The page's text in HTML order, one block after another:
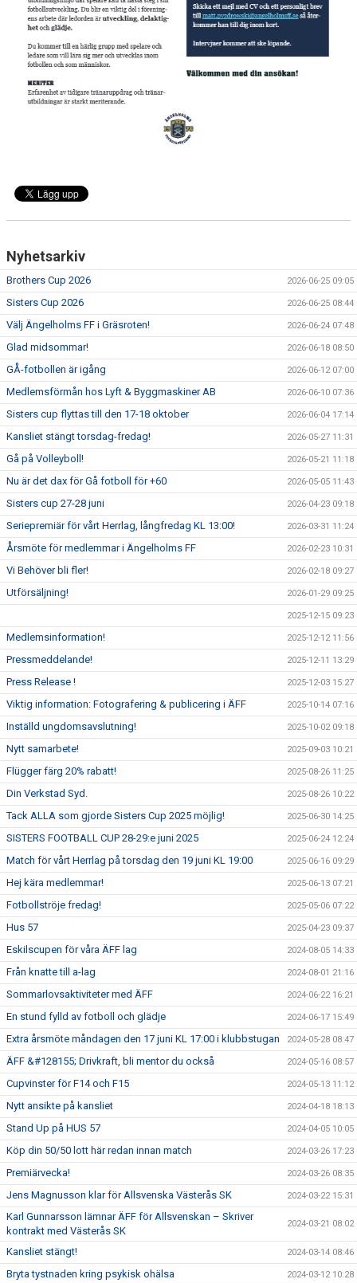
Nyhetsarkiv
Brothers Cup 2026 2026-06-25 09:05
Sisters Cup 2026 2026-06-25 08:44
Välj Ängelholms FF i Gräsroten! 2026-06-24 07:48
Glad midsommar! 2026-06-18 08:50
GÅ-fotbollen är igång 2026-06-12 07:00
Medlemsförmån hos Lyft & Byggmaskiner AB 2026-06-10 07:36
Sisters cup flyttas till den 17-18 oktober 2026-06-04 17:14
Kansliet stängt torsdag-fredag! 2026-05-27 11:31
Gå på Volleyboll! 2026-05-21 11:18
Nu är det dax för Gå fotboll för +60 2026-05-05 11:43
Sisters cup 27-28 juni 2026-04-23 09:18
Seriepremiär för vårt Herrlag, långfredag KL 13:00! 2026-03-31 11:24
Årsmöte för medlemmar i Ängelholms FF 2026-02-23 10:31
Vi Behöver bli fler! 2026-02-18 09:27
Utförsäljning! 2026-01-29 09:25
2025-12-15 09:23
Medlemsinformation! 2025-12-12 11:56
Pressmeddelande! 2025-12-11 13:29
Press Release ! 2025-12-03 15:27
Viktig information: Fotografering & publicering i ÄFF 2025-10-14 07:16
Inställd ungdomsavslutning! 2025-10-02 09:18
Nytt samarbete! 2025-09-03 10:21
Flügger färg 20% rabatt! 2025-08-26 11:25
Din Verkstad Syd. 2025-08-26 10:22
Tack ALLA som gjorde Sisters Cup 2025 möjlig! 2025-06-30 14:25
SISTERS FOOTBALL CUP 28-29:e juni 2025 2025-06-24 12:24
Match för vårt Herrlag på torsdag den 19 juni KL 19:00 2025-06-16 09:29
Hej kära medlemmar! 2025-06-13 07:21
Fotbollströje fredag! 2025-05-06 07:22
Hus 57 2025-04-23 09:37
Eskilscupen för våra ÄFF lag 2024-08-05 14:33
Från knatte till a-lag 2024-08-01 21:16
Sommarlovsaktiviteter med ÄFF 2024-06-22 16:21
En stund fylld av fotboll och glädje 2024-06-17 15:49
Extra årsmöte måndagen den 17 juni KL 17:00 i klubbstugan 2024-05-28 08:47
ÄFF &#128155; Drivkraft, bli mentor du också 2024-05-16 08:57
Cupvinster för F14 och F15 2024-05-13 11:12
Nytt ansikte på kansliet 2024-04-18 18:13
Stand Up på HUS 57 2024-04-05 10:05
Köp din 50/50 lott här redan innan match 2024-03-26 17:23
Premiärvecka! 2024-03-26 08:35
Jens Magnusson klar för Allsvenska Västerås SK 2024-03-22 15:31
Karl Gunnarsson lämnar ÄFF för Allsvenskan – Skriver
kontrakt med Västerås SK
2024-03-21 08:02
Kansliet stängt! 2024-03-14 08:46
Bryta tystnaden kring psykisk ohälsa 2024-03-12 10:28